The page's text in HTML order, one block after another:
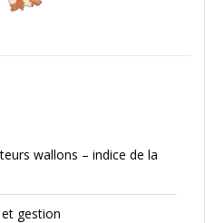
wallons – indice de la
gestion